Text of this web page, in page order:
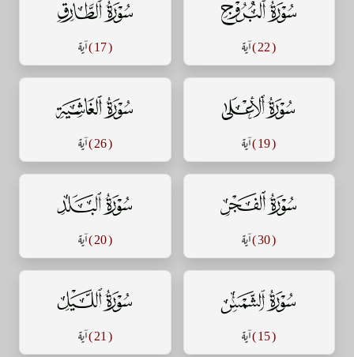
سورة البروج
( 22 ) آية
سورة الطارق
( 17 ) آية
سورة الأعلى
( 19 ) آية
سورة الغاشية
( 26 ) آية
سورة الفجر
( 30 ) آية
سورة البلد
( 20 ) آية
سورة الشمس
( 15 ) آية
سورة الليل
( 21 ) آية